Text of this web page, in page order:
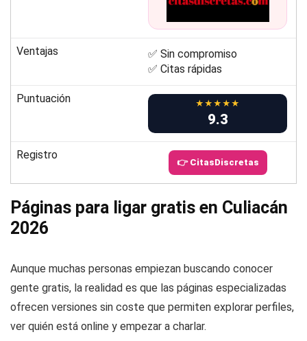
Ventajas
✅ Sin compromiso
✅ Citas rápidas
Puntuación ★★★★★
9.3
Registro
👉 CitasDiscretas
Páginas para ligar gratis en Culiacán
2026
Aunque muchas personas empiezan buscando conocer
gente gratis, la realidad es que las páginas especializadas
ofrecen versiones sin coste que permiten explorar perfiles,
ver quién está online y empezar a charlar.